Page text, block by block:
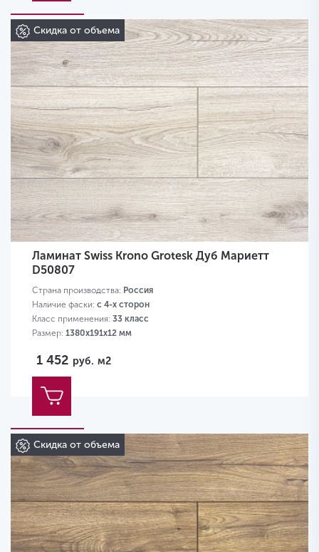
Скидка от объема
Ламинат Swiss Krono Grotesk Дуб Мариетт
D50807
Страна производства: Россия
Наличие фаски: с 4-х сторон
Класс применения: 33 класс
Размер: 1380х191х12 мм
1 452 руб. м2
Скидка от объема